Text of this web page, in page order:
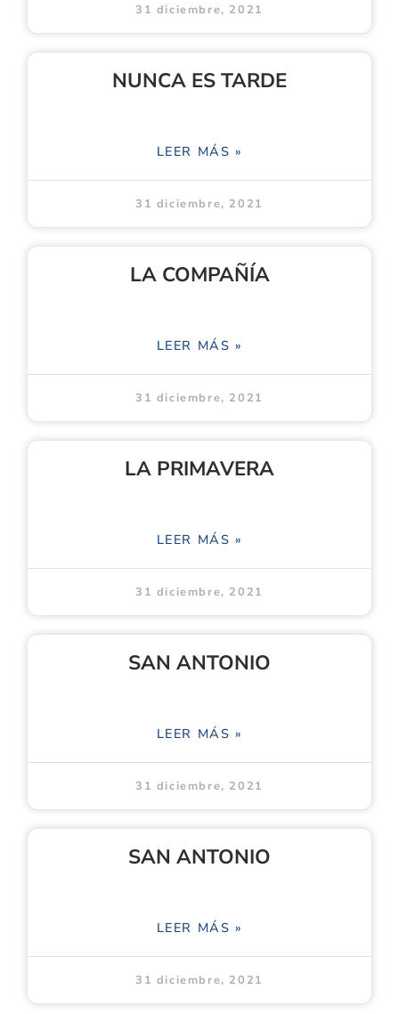
31 diciembre, 2021
NUNCA ES TARDE
LEER MÁS »
31 diciembre, 2021
LA COMPAÑÍA
LEER MÁS »
31 diciembre, 2021
LA PRIMAVERA
LEER MÁS »
31 diciembre, 2021
SAN ANTONIO
LEER MÁS »
31 diciembre, 2021
SAN ANTONIO
LEER MÁS »
31 diciembre, 2021